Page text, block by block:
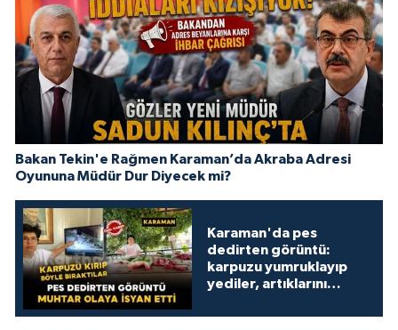
Bakan Tekin'e Rağmen Karaman’da Akraba Adresi
Oyununa Müdür Dur Diyecek mi?
Karaman'da pes
dedirten görüntü:
karpuzu yumruklayıp
yediler, artıklarını